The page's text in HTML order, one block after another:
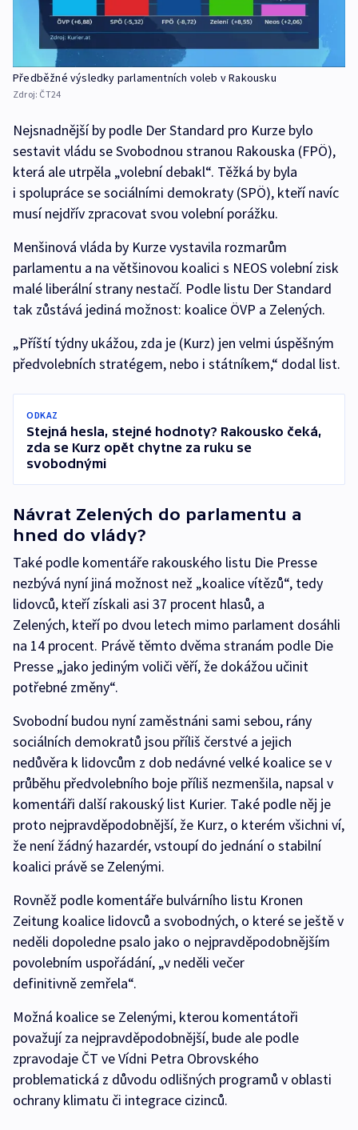
Předběžné výsledky parlamentních voleb v Rakousku
Zdroj: ČT24
Nejsnadnější by podle Der Standard pro Kurze bylo
sestavit vládu se Svobodnou stranou Rakouska (FPÖ),
která ale utrpěla „volební debakl“. Těžká by byla
i spolupráce se sociálními demokraty (SPÖ), kteří navíc
musí nejdřív zpracovat svou volební porážku.
Menšinová vláda by Kurze vystavila rozmarům
parlamentu a na většinovou koalici s NEOS volební zisk
malé liberální strany nestačí. Podle listu Der Standard
tak zůstává jediná možnost: koalice ÖVP a Zelených.
„Příští týdny ukážou, zda je (Kurz) jen velmi úspěšným
předvolebních stratégem, nebo i státníkem,“ dodal list.
ODKAZ
Stejná hesla, stejné hodnoty? Rakousko čeká,
zda se Kurz opět chytne za ruku se
svobodnými
Návrat Zelených do parlamentu a
hned do vlády?
Také podle komentáře rakouského listu Die Presse
nezbývá nyní jiná možnost než „koalice vítězů“, tedy
lidovců, kteří získali asi 37 procent hlasů, a
Zelených, kteří po dvou letech mimo parlament dosáhli
na 14 procent. Právě těmto dvěma stranám podle Die
Presse „jako jediným voliči věří, že dokážou učinit
potřebné změny“.
Svobodní budou nyní zaměstnáni sami sebou, rány
sociálních demokratů jsou příliš čerstvé a jejich
nedůvěra k lidovcům z dob nedávné velké koalice se v
průběhu předvolebního boje příliš nezmenšila, napsal v
komentáři další rakouský list Kurier. Také podle něj je
proto nejpravděpodobnější, že Kurz, o kterém všichni ví,
že není žádný hazardér, vstoupí do jednání o stabilní
koalici právě se Zelenými.
Rovněž podle komentáře bulvárního listu Kronen
Zeitung koalice lidovců a svobodných, o které se ještě v
neděli dopoledne psalo jako o nejpravděpodobnějším
povolebním uspořádání, „v neděli večer
definitivně zemřela“.
Možná koalice se Zelenými, kterou komentátoři
považují za nejpravděpodobnější, bude ale podle
zpravodaje ČT ve Vídni Petra Obrovského
problematická z důvodu odlišných programů v oblasti
ochrany klimatu či integrace cizinců.